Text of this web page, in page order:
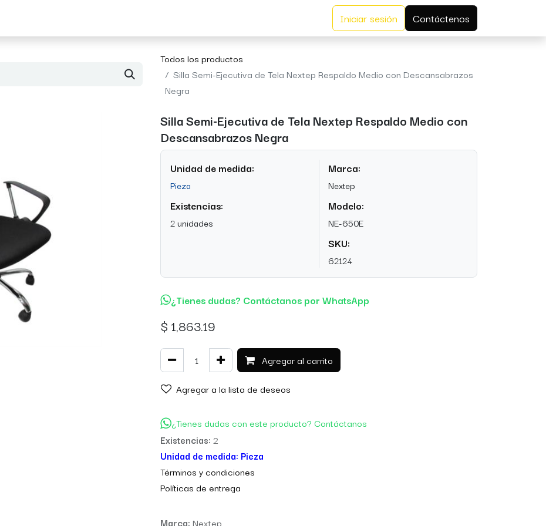
Iniciar sesión Contáctenos
Todos los productos
Silla Semi-Ejecutiva de Tela Nextep Respaldo Medio con Descansabrazos
Negra
Silla Semi-Ejecutiva de Tela Nextep Respaldo Medio con
Descansabrazos Negra
Unidad de medida:
Pieza
Existencias:
2 unidades
Marca:
Nextep
Modelo:
NE-650E
SKU:
62124
¿Tienes dudas? Contáctanos por WhatsApp
$ 1,863.19
Agregar al carrito
Agregar a la lista de deseos
¿Tienes dudas con este producto? Contáctanos
Existencias: 2
Unidad de medida: Pieza
Términos y condiciones
Políticas de entrega
Marca: Nextep